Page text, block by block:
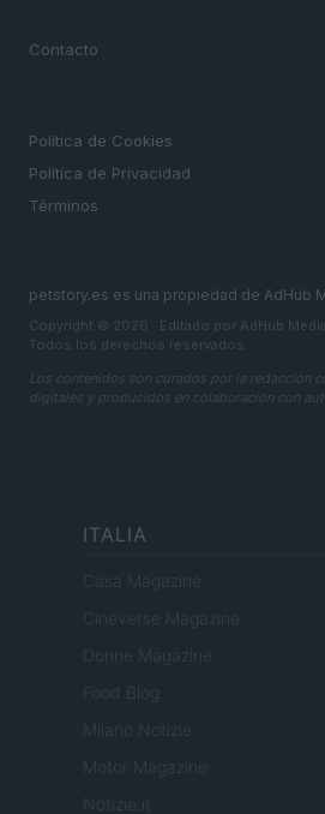
Contacto
Política de Cookies
Política de Privacidad
Términos
petstory.es es una propiedad de AdHub
Copyright © 2026 · Editado por AdHub
Todos los derechos reservados
Los contenidos son curados por la redacción
digitales y producidos en colaboración con
ITALIA
Casa Magazine
Cineverse Magazine
Donne Magazine
Food Blog
Milano Notizie
Motor Magazine
Notizie.it